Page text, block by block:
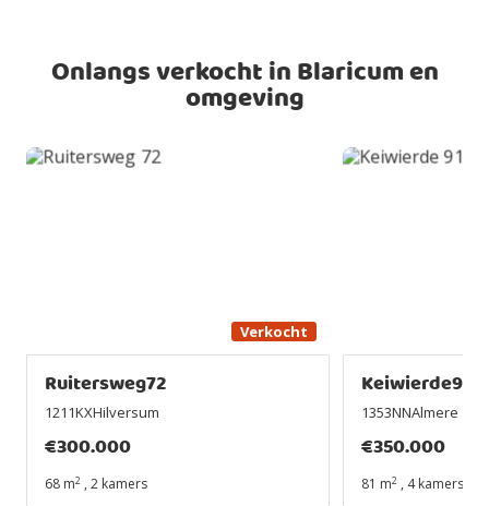
Onlangs verkocht in Blaricum en
omgeving
Verkocht
Ruitersweg72
1211KXHilversum
€300.000
68 m2 , 2 kamers
Keiwierde91
1353NNAlmere
€350.000
81 m2 , 4 kamers